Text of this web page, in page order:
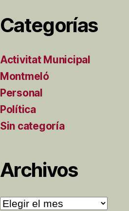
Categorías
Activitat Municipal
Montmeló
Personal
Política
Sin categoría
Archivos
Archivos